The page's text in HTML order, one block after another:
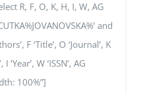
R, F, O, K, H, I, W, AG
and
F ‘Title’, O ‘Journal’, K
‘Year’, W ‘ISSN’, AG
100%”]